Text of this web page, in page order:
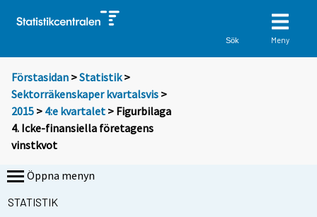
Sök Meny
Förstasidan >Statistik >
Sektorräkenskaper kvartalsvis >
2015 > 4:e kvartalet > Figurbilaga
4. Icke-finansiella företagens
vinstkvot
Öppna menyn
STATISTIK